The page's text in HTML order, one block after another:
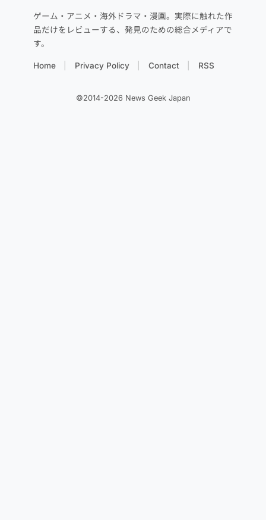
ゲーム・アニメ・海外ドラマ・漫画。実際に触れた作
品だけをレビューする、発見のための総合メディアで
す。
Home Privacy Policy Contact RSS
©2014-2026 News Geek Japan